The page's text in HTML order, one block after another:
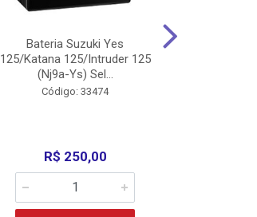
Bateria Suzuki Yes
125/Katana 125/Intruder 125
(Nj9a-Ys) Sel...
Código: 33474
R$ 250,00